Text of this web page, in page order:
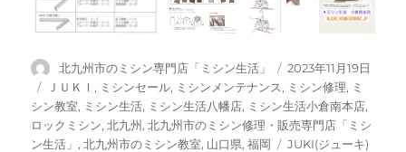
投
稿
者
北九州市のミシン専門店「ミシン生活」
投
稿
日:
2023年11月19日
カ
テ
ゴ
リ
ＪＵＫＩ , ミシンセール, ミシンメンテナンス, ミシン修理, ミ
シン教室, ミシン生活, ミシン生活八幡店, ミシン生活小倉南本店,
ロックミシン,北九州 ,北九州市のミシン修理・販売専門店「ミシ
ン生活」 ,北九州市のミシン教室, 山口県,福岡
タ
JUKI(ジューキ)